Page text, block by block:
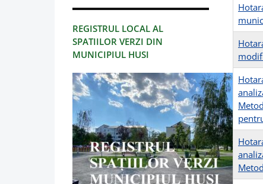
REGISTRUL LOCAL AL
SPATIILOR VERZI DIN
MUNICIPIUL HUSI